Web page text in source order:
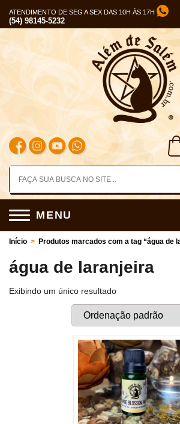
ATENDIMENTO DE SEG A SEX DAS 10H ÀS 17H
(54) 98145-5232
MENU
Início > Produtos marcados com a tag “água de
água de laranjeira
Exibindo um único resultado